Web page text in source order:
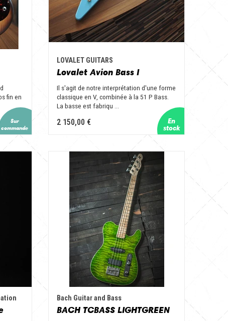
fin en
LOVALET GUITARS
Lovalet Avion Bass I
Il s'agit de notre interprétation d'une forme
classique en V, combinée à la 51 P Bass.
La basse est fabriqu ...
2 150,00 €
Bach Guitar and Bass
BACH TCBASS LIGHTGREEN